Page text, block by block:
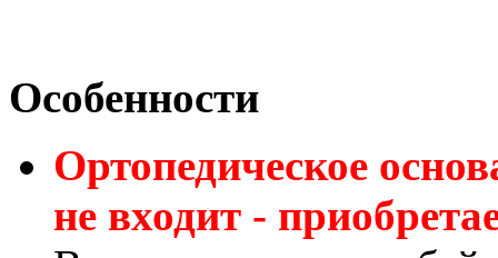
Особенности
Ортопедическое
не входит -